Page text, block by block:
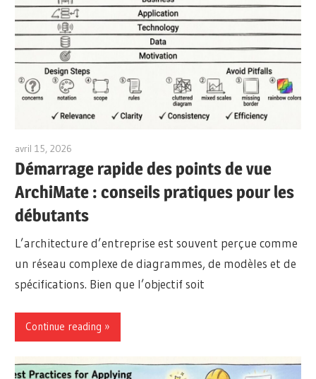
avril 15, 2026
Démarrage rapide des points de vue
ArchiMate : conseils pratiques pour les
débutants
L’architecture d’entreprise est souvent perçue comme
un réseau complexe de diagrammes, de modèles et de
spécifications. Bien que l’objectif soit
Continue reading